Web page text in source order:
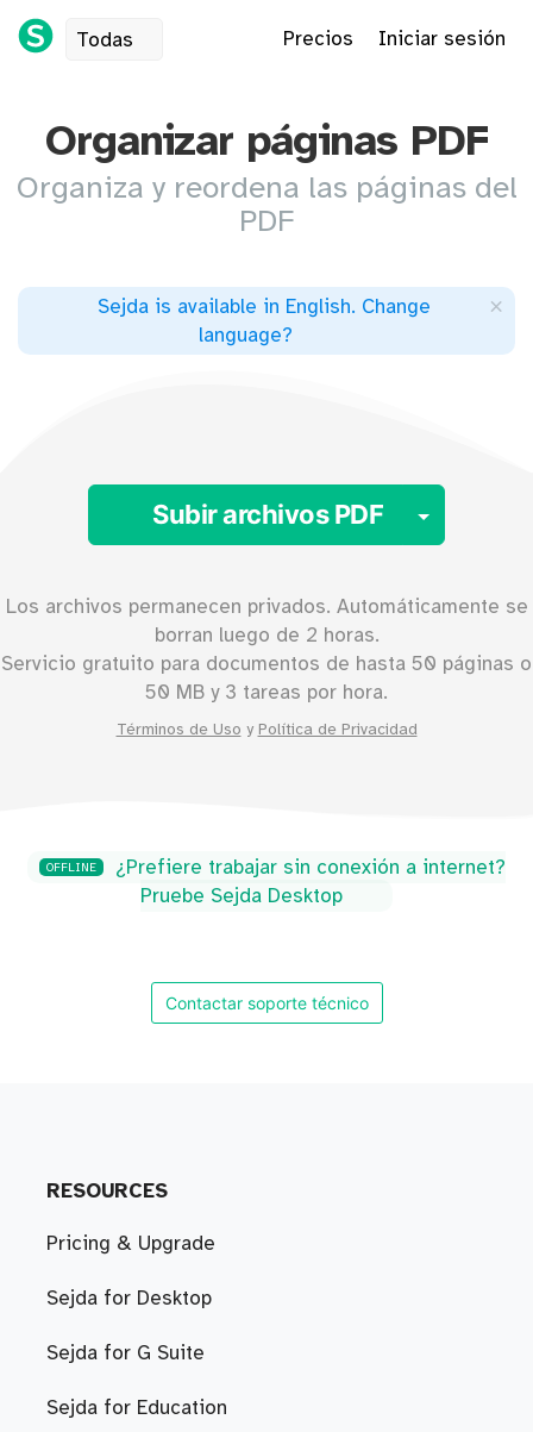
Todas Precios Iniciar sesión
Organizar páginas PDF
Organiza y reordena las páginas del
PDF
Sejda is available in English. Change
language?
×
Subir archivos PDF Toggle
Los archivos permanecen privados. Automáticamente se
borran luego de 2 horas.
Servicio gratuito para documentos de hasta 50 páginas o
50 MB y 3 tareas por hora.
Términos de Uso y Política de Privacidad
OFFLINE
¿Prefiere trabajar sin conexión a internet?
Pruebe Sejda Desktop
Contactar soporte técnico
RESOURCES
Pricing & Upgrade
Sejda for Desktop
Sejda for G Suite
Sejda for Education